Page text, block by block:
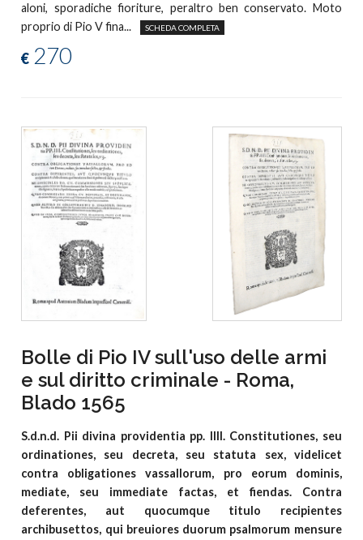
aloni, sporadiche fioriture, peraltro ben conservato. Moto
proprio di Pio V fina...
SCHEDA COMPLETA
€ 270
Bolle di Pio IV sull'uso delle armi
e sul diritto criminale - Roma,
Blado 1565
S.d.n.d. Pii divina providentia pp. IIII. Constitutiones, seu
ordinationes, seu decreta, seu statuta sex, videlicet
contra obligationes vassallorum, pro eorum dominis,
mediate, seu immediate factas, et fiendas. Contra
deferentes, aut quocumque titulo recipientes
archibusettos, qui breuiores duorum psalmorum mensure